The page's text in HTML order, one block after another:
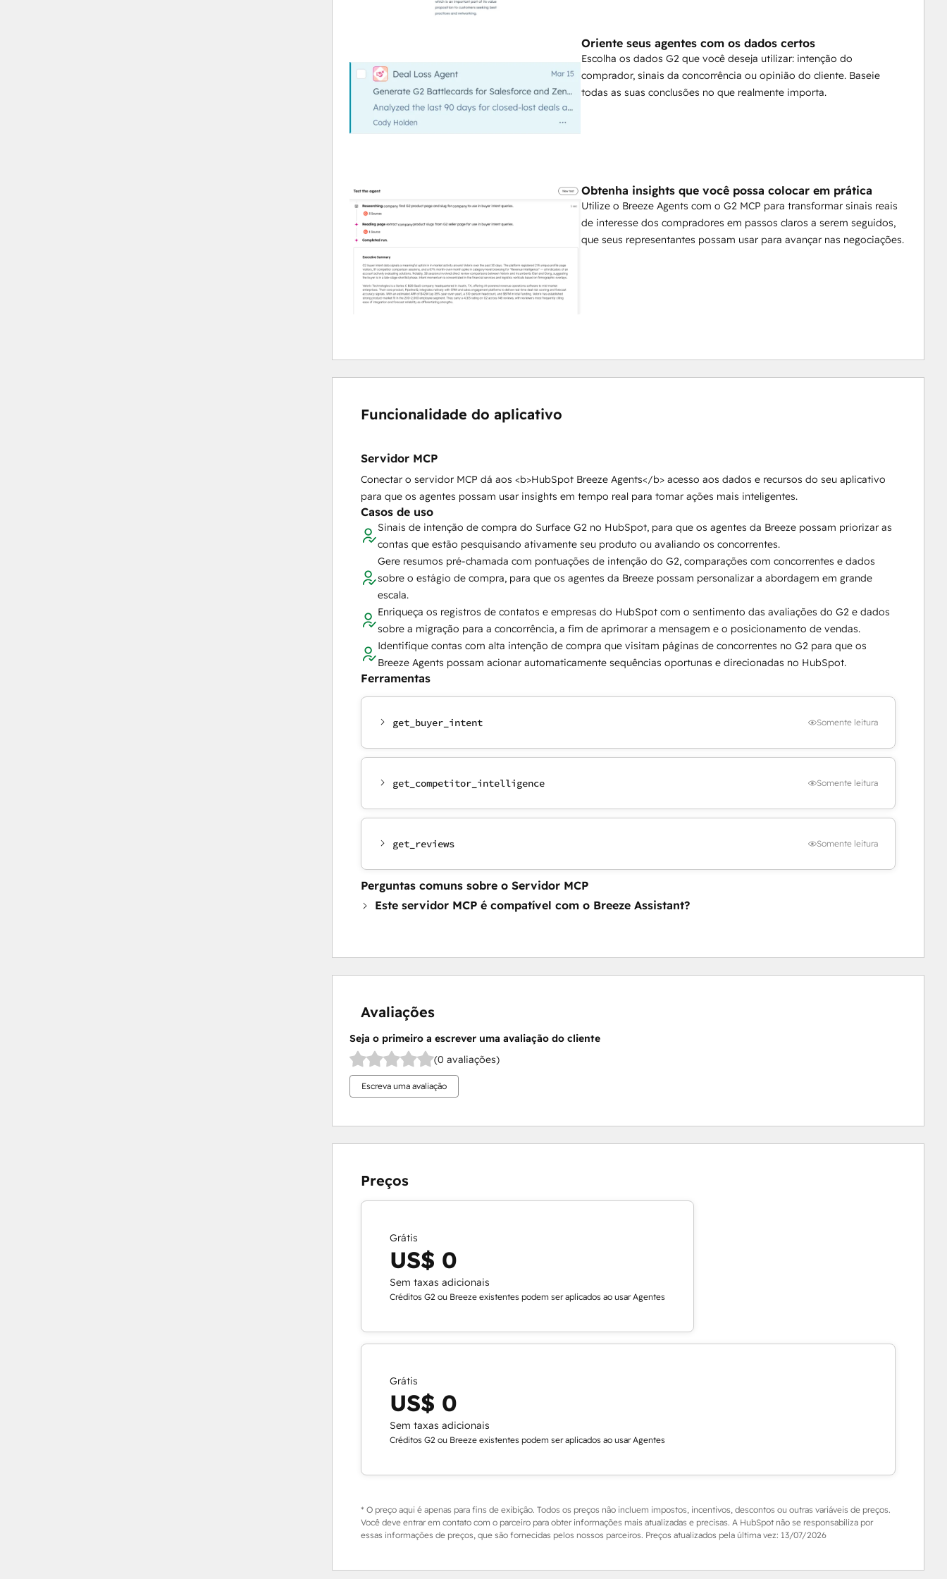
Oriente seus agentes com os dados certos
Escolha os dados G2 que você deseja utilizar: intenção do
comprador, sinais da concorrência ou opinião do cliente. Baseie
todas as suas conclusões no que realmente importa.
Obtenha insights que você possa colocar em prática
Utilize o Breeze Agents com o G2 MCP para transformar sinais reais
de interesse dos compradores em passos claros a serem seguidos,
que seus representantes possam usar para avançar nas negociações.
Funcionalidade do aplicativo
Servidor MCP
Conectar o servidor MCP dá aos <b>HubSpot Breeze Agents</b> acesso aos dados e recursos do seu aplicativo
para que os agentes possam usar insights em tempo real para tomar ações mais inteligentes.
Casos de uso
Sinais de intenção de compra do Surface G2 no HubSpot, para que os agentes da Breeze possam priorizar as
contas que estão pesquisando ativamente seu produto ou avaliando os concorrentes.
Gere resumos pré-chamada com pontuações de intenção do G2, comparações com concorrentes e dados
sobre o estágio de compra, para que os agentes da Breeze possam personalizar a abordagem em grande
escala.
Enriqueça os registros de contatos e empresas do HubSpot com o sentimento das avaliações do G2 e dados
sobre a migração para a concorrência, a fim de aprimorar a mensagem e o posicionamento de vendas.
Identifique contas com alta intenção de compra que visitam páginas de concorrentes no G2 para que os
Breeze Agents possam acionar automaticamente sequências oportunas e direcionadas no HubSpot.
Ferramentas
get_buyer_intent Somente leitura
get_competitor_intelligence Somente leitura
get_reviews Somente leitura
Perguntas comuns sobre o Servidor MCP
Este servidor MCP é compatível com o Breeze Assistant?
Avaliações
Seja o primeiro a escrever uma avaliação do cliente
(0 avaliações)
Escreva uma avaliação
Preços
Grátis
US$ 0
Sem taxas adicionais
Créditos G2 ou Breeze existentes podem ser aplicados ao usar Agentes
Grátis
US$ 0
Sem taxas adicionais
Créditos G2 ou Breeze existentes podem ser aplicados ao usar Agentes
* O preço aqui é apenas para fins de exibição. Todos os preços não incluem impostos, incentivos, descontos ou outras variáveis de preços.
Você deve entrar em contato com o parceiro para obter informações mais atualizadas e precisas. A HubSpot não se responsabiliza por
essas informações de preços, que são fornecidas pelos nossos parceiros. Preços atualizados pela última vez: 13/07/2026